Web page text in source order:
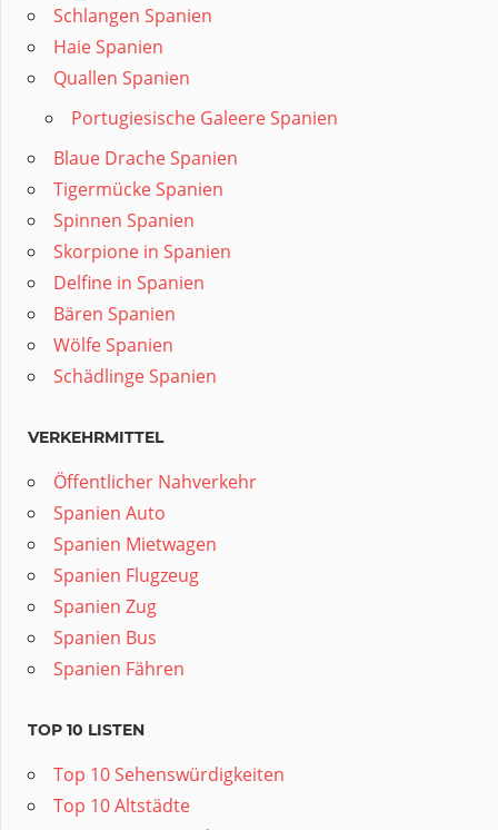
Schlangen Spanien
Haie Spanien
Quallen Spanien
Portugiesische Galeere Spanien
Blaue Drache Spanien
Tigermücke Spanien
Spinnen Spanien
Skorpione in Spanien
Delfine in Spanien
Bären Spanien
Wölfe Spanien
Schädlinge Spanien
VERKEHRMITTEL
Öffentlicher Nahverkehr
Spanien Auto
Spanien Mietwagen
Spanien Flugzeug
Spanien Zug
Spanien Bus
Spanien Fähren
TOP 10 LISTEN
Top 10 Sehenswürdigkeiten
Top 10 Altstädte